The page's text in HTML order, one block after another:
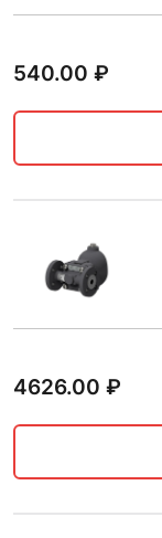
540.00 ₽
4626.00 ₽